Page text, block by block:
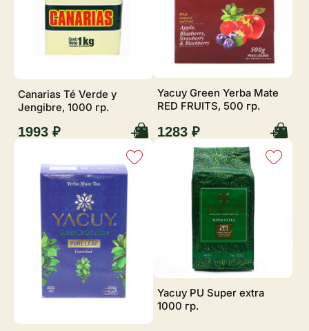
Canarias Té Verde y
Jengibre, 1000 гр.
1993 ₽
Yacuy Green Yerba Mate
RED FRUITS, 500 гр.
1283 ₽
Yacuy PU Super extra
1000 гр.